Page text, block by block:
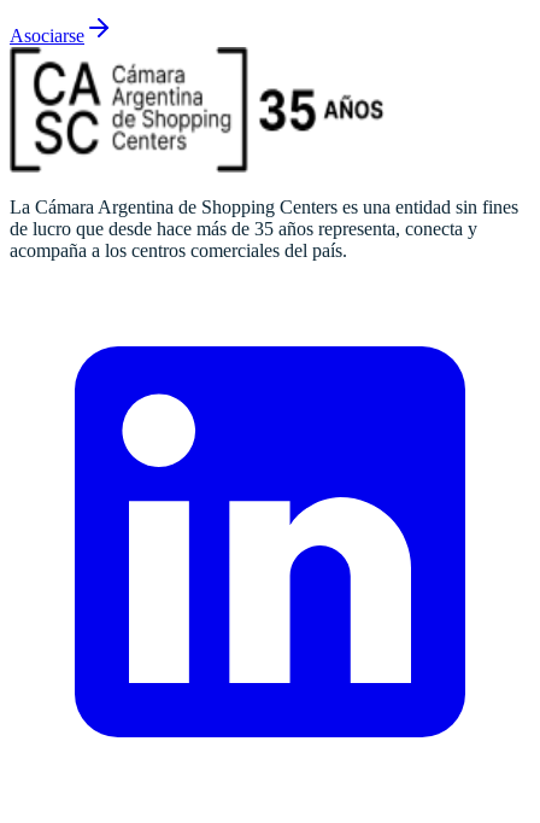
Asociarse
La Cámara Argentina de Shopping Centers es una entidad sin fines
de lucro que desde hace más de 35 años representa, conecta y
acompaña a los centros comerciales del país.